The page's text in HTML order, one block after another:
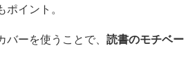
イント。
ーを使うことで、 読書のモチベー